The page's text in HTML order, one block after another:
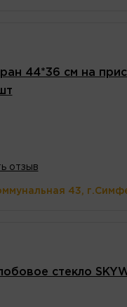
44*36 см на
отзыв
43,
стекло